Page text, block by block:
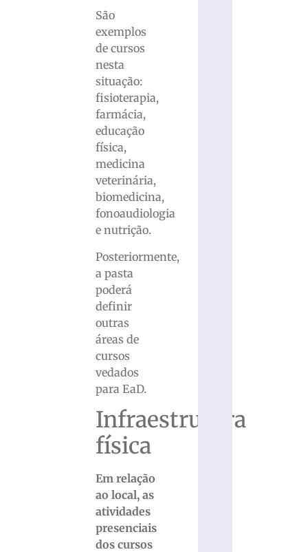
São
exemplos
de cursos
nesta
situação:
fisioterapia,
farmácia,
educação
física,
medicina
veterinária,
biomedicina,
fonoaudiologia
e nutrição.
Posteriormente,
a pasta
poderá
definir
outras
áreas de
cursos
vedados
para EaD.
Infraestrutura
física
Em relação
ao local, as
atividades
presenciais
dos cursos